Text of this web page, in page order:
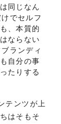
同じなん
でセルフ
、本質的
ならない
ランディ
自分の事
たりする
テンツが上
はそもそ